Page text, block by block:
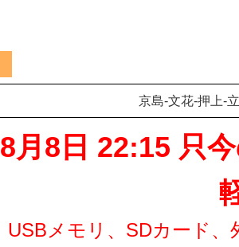
京島-文花-押上-
8月8日 22:15 只
USBメモリ、SDカード、